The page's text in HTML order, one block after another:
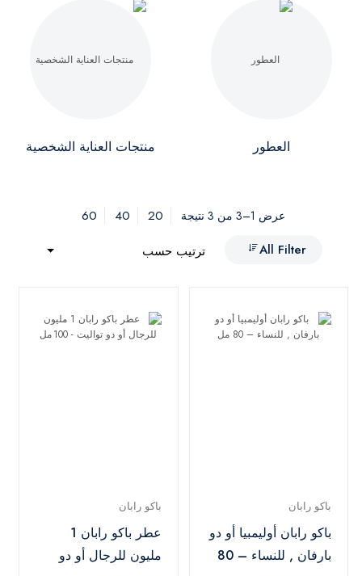
العطور منتجات العناية الشخصية
عرض 1–3 من 3 نتيجة 20
40
60
All Filter
ترتيب حسب
باكو رابان
باكو رابان أوليمبيا أو دو
بارفان , للنساء – 80
باكو رابان
عطر باكو رابان 1
مليون للرجال أو دو